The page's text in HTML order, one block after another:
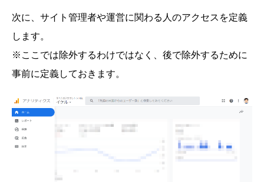
次に、サイト管理者や運営に関わる人のアクセスを定義
します。
※ここでは除外するわけではなく、後で除外するために
事前に定義しておきます。